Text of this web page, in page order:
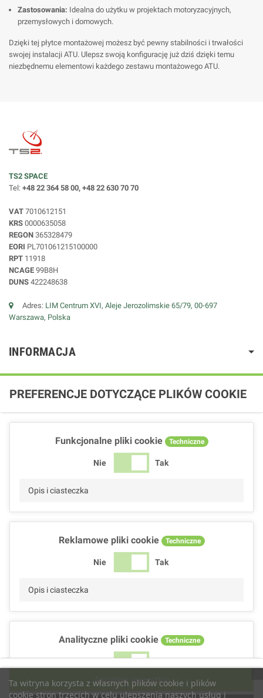
Zastosowania: Idealna do użytku w projektach motoryzacyjnych,
przemysłowych i domowych.
Dzięki tej płytce montażowej możesz być pewny stabilności i trwałości
swojej instalacji ATU. Ulepsz swoją konfigurację już dziś dzięki temu
niezbędnemu elementowi każdego zestawu montażowego ATU.
TS2 SPACE
Tel: +48 22 364 58 00, +48 22 630 70 70
VAT 7010612151
KRS 0000635058
REGON 365328479
EORI PL701061215100000
RPT 11918
NCAGE 99B8H
DUNS 422248638
Adres: LIM Centrum XVI, Aleje Jerozolimskie 65/79, 00-697
Warszawa, Polska
INFORMACJA
Ta witryna korzysta z własnych plików cookie i plików
cookie stron trzecich w celu ulepszenia naszych usług i
PREFERENCJE DOTYCZĄCE PLIKÓW COOKIE
Funkcjonalne pliki cookie Techniczne
Nie Tak
Opis i ciasteczka
Reklamowe pliki cookie Techniczne
Nie Tak
Opis i ciasteczka
Analityczne pliki cookie Techniczne
Nie Tak
Opis i ciasteczka
Akceptuj wszystkie